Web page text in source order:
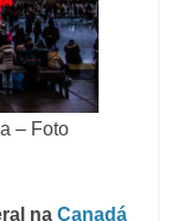
– Foto
na Canadá